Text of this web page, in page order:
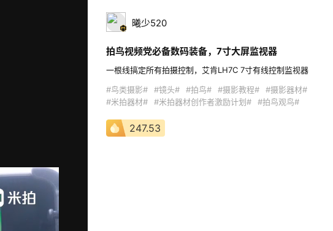
曦少520
拍鸟视频党必备数码装备，7寸大屏监视器
一根线搞定所有拍摄控制，艾肯LH7C 7寸有线控制监视器
#鸟类摄影#
#镜头# #拍鸟# #摄影教程#
#摄影器材#
#米拍器材#
#米拍器材创作者激励计划# #拍鸟观鸟#
247.53